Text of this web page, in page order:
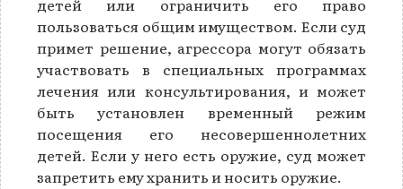
детей или ограничить его право
пользоваться общим имуществом. Если суд
примет решение, агрессора могут обязать
участвовать в специальных программах
лечения или консультирования, и может
быть установлен временный режим
посещения его несовершеннолетних
детей. Если у него есть оружие, суд может
запретить ему хранить и носить оружие.